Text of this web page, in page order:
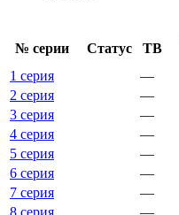
№ се­рии Ста­тус ТВ
1 серия
—
2 серия
—
3 серия
—
4 серия
—
5 серия
—
6 серия
—
7 серия
—
8 серия
—